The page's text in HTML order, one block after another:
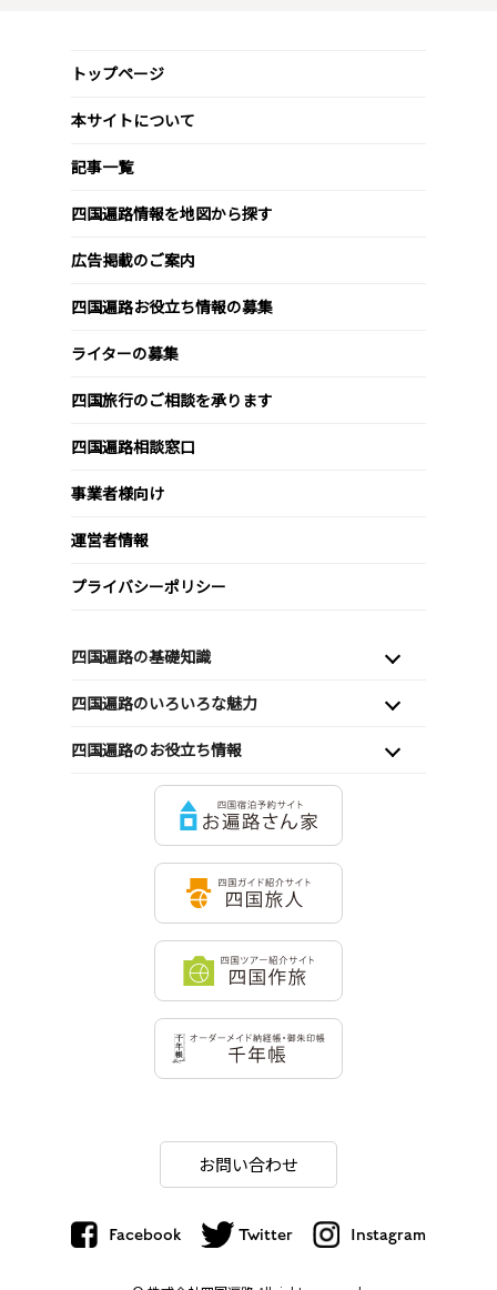
トップページ
本サイトについて
記事一覧
四国遍路情報を地図から探す
広告掲載のご案内
四国遍路お役立ち情報の募集
ライターの募集
四国旅行のご相談を承ります
四国遍路相談窓口
事業者様向け
運営者情報
プライバシーポリシー
四国遍路の基礎知識
四国遍路のいろいろな魅力
四国遍路のお役立ち情報
お問い合わせ
Facebook Twitter Instagram